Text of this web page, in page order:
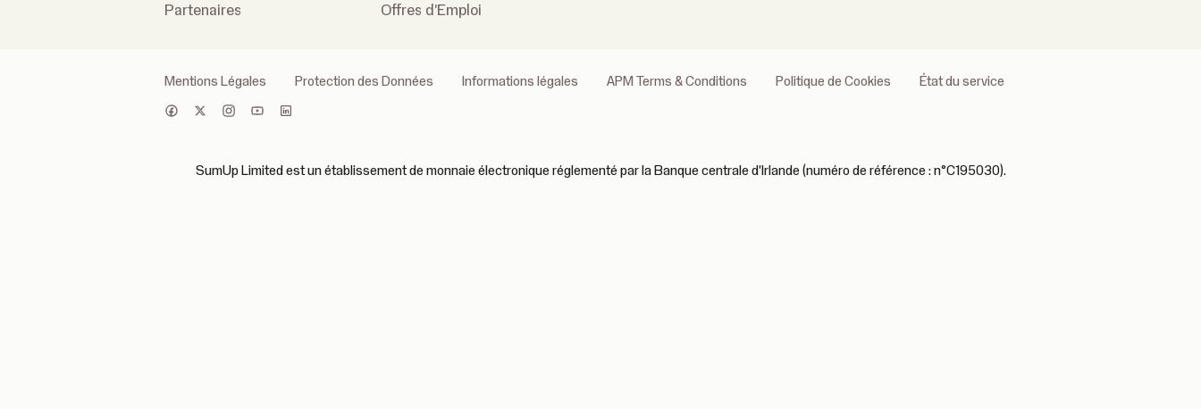
Partenaires
Offres d'Emploi
Mentions Légales Protection des Données Informations légales APM Terms & Conditions Politique de Cookies État du service
SumUp Limited est un établissement de monnaie électronique réglementé par la Banque centrale d'Irlande (numéro de référence : n°C195030).